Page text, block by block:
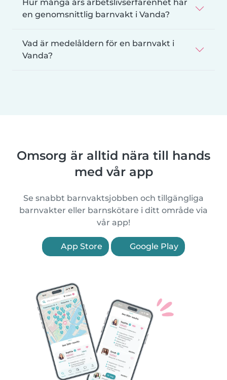
Hur många års arbetslivserfarenhet har
en genomsnittlig barnvakt i Vanda?
Vad är medelåldern för en barnvakt i
Vanda?
Omsorg är alltid nära till hands
med vår app
Se snabbt barnvaktsjobben och tillgängliga
barnvakter eller barnskötare i ditt område via
vår app!
App Store Google Play